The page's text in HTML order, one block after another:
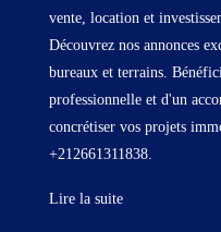
vente, location et
Découvrez nos annonces
bureaux et terrains.
professionnelle et d'un
concrétiser vos projets
+212661311838.
Lire la suite